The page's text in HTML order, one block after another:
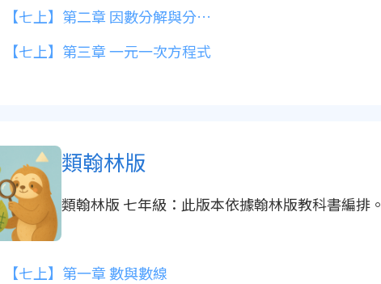
【七上】第二章 因數分解與分數運算
【七上】第三章 一元一次方程式
類翰林版
類翰林版 七年級：此版本依據翰林版教科書編排。
【七上】第一章 數與數線